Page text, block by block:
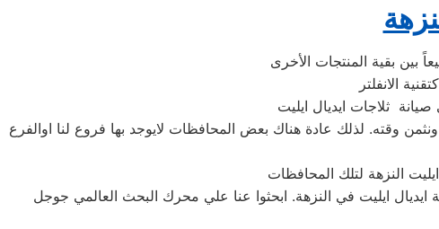
ثلاجات ايديال ايليت
وقته. لذلك عادة هناك بعض المحافظات لايوجد بها فروع لنا اوالفرع
ايديال ايليت في النزهة. ابحثوا عنا علي محرك البحث العالمي جوجل